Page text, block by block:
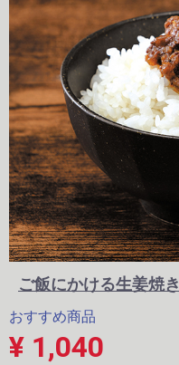
ご飯にかける生姜焼き
おすすめ商品
¥ 1,040